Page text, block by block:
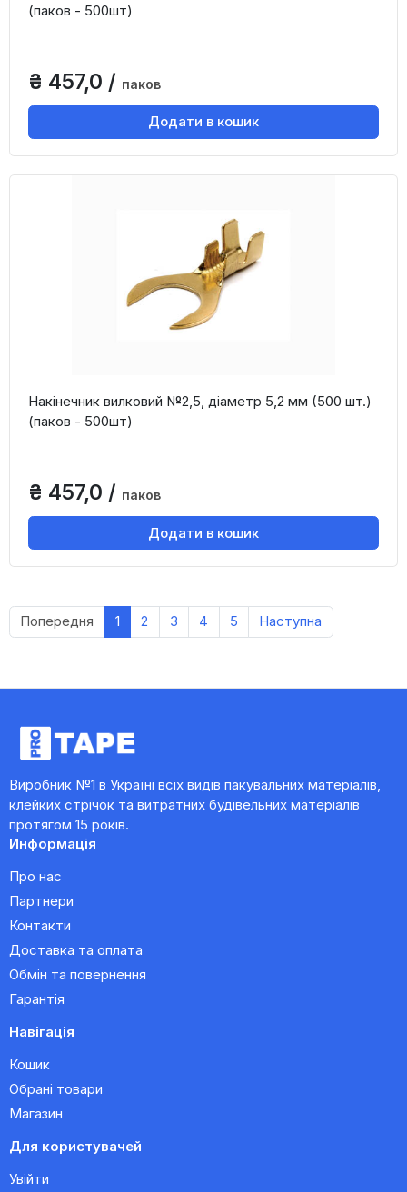
(паков - 500шт)
₴ 457,0 / паков
Додати в кошик
Накінечник вилковий №2,5, діаметр 5,2 мм (500 шт.)
(паков - 500шт)
₴ 457,0 / паков
Додати в кошик
Попередня 1 2 3 4 5 Наступна
Виробник №1 в Україні всіх видів пакувальних матеріалів,
клейких стрічок та витратних будівельних матеріалів
протягом 15 років.
Информація
Про нас
Партнери
Контакти
Доставка та оплата
Обмін та повернення
Гарантія
Навігація
Кошик
Обрані товари
Магазин
Для користувачей
Увійти